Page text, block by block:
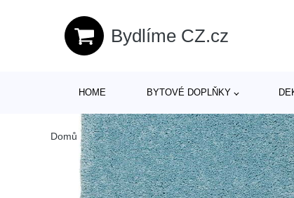
Bydlíme CZ.cz
HOME BYTOVÉ DOPLŇKY
Domů /Produkty/Textil/Koberce a rohožky/Koberce